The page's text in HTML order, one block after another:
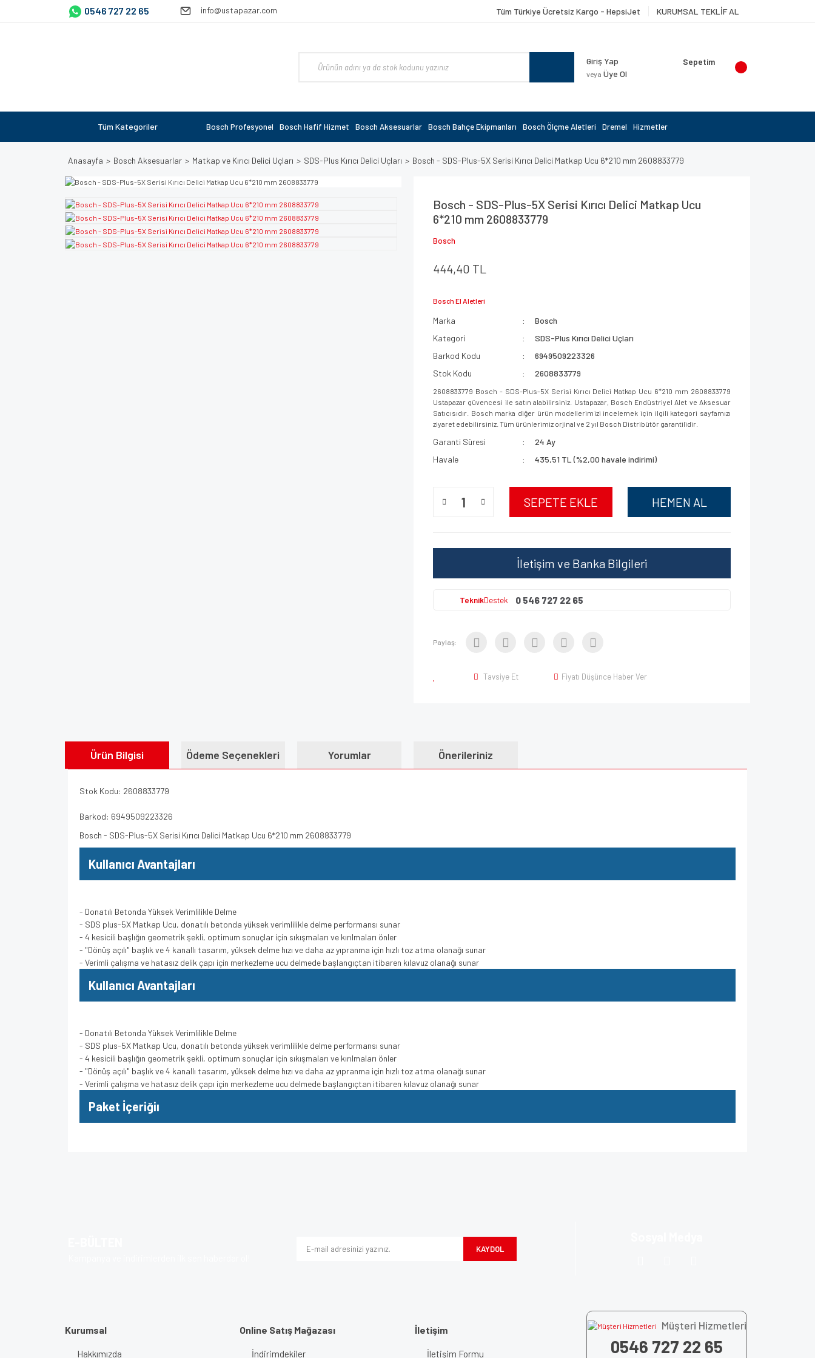
0546 727 22 65 info@ustapazar.com Tüm Türkiye Ücretsiz Kargo - HepsiJet KURUMSAL TEKLİF AL
Giriş Yap
veya Üye Ol
Sepetim
Tüm Kategoriler Bosch Profesyonel Bosch Hafif Hizmet Bosch Aksesuarlar Bosch Bahçe Ekipmanları Bosch Ölçme Aletleri Dremel Hizmetler
Anasayfa Bosch Aksesuarlar Matkap ve Kırıcı Delici Uçları SDS-Plus Kırıcı Delici Uçları Bosch - SDS-Plus-5X Serisi Kırıcı Delici Matkap Ucu 6*210 mm 2608833779
Bosch - SDS-Plus-5X Serisi Kırıcı Delici Matkap Ucu
6*210 mm 2608833779
Bosch
444,40 TL
Bosch El Aletleri
Marka
Bosch
Kategori
SDS-Plus Kırıcı Delici Uçları
Barkod Kodu
6949509223326
Stok Kodu
2608833779
2608833779 Bosch - SDS-Plus-5X Serisi Kırıcı Delici Matkap Ucu 6*210 mm 2608833779
Ustapazar güvencesi ile satın alabilirsiniz. Ustapazar, Bosch Endüstriyel Alet ve Aksesuar
Satıcısıdır. Bosch marka diğer ürün modellerimizi incelemek için ilgili kategori sayfamızı
ziyaret edebilirsiniz. Tüm ürünlerimiz orjinal ve 2 yıl Bosch Distribütör garantilidir.
Garanti Süresi
24 Ay
Havale
435,51 TL (%2,00 havale indirimi)
SEPETE EKLE HEMEN AL
İletişim ve Banka Bilgileri
TeknikDestek 0 546 727 22 65
Paylaş:
Tavsiye Et Fiyatı Düşünce Haber Ver
Ürün Bilgisi Ödeme Seçenekleri Yorumlar Önerileriniz
Stok Kodu: 2608833779
Barkod: 6949509223326
Bosch - SDS-Plus-5X Serisi Kırıcı Delici Matkap Ucu 6*210 mm 2608833779
Kullanıcı Avantajları
- Donatılı Betonda Yüksek Verimlilikle Delme
- SDS plus-5X Matkap Ucu, donatılı betonda yüksek verimlilikle delme performansı sunar
- 4 kesicili başlığın geometrik şekli, optimum sonuçlar için sıkışmaları ve kırılmaları önler
- "Dönüş açılı" başlık ve 4 kanallı tasarım, yüksek delme hızı ve daha az yıpranma için hızlı toz atma olanağı sunar
- Verimli çalışma ve hatasız delik çapı için merkezleme ucu delmede başlangıçtan itibaren kılavuz olanağı sunar
Kullanıcı Avantajları
- Donatılı Betonda Yüksek Verimlilikle Delme
- SDS plus-5X Matkap Ucu, donatılı betonda yüksek verimlilikle delme performansı sunar
- 4 kesicili başlığın geometrik şekli, optimum sonuçlar için sıkışmaları ve kırılmaları önler
- "Dönüş açılı" başlık ve 4 kanallı tasarım, yüksek delme hızı ve daha az yıpranma için hızlı toz atma olanağı sunar
- Verimli çalışma ve hatasız delik çapı için merkezleme ucu delmede başlangıçtan itibaren kılavuz olanağı sunar
Paket İçeriğiı
KAYDOL
Kurumsal
Hakkımızda
Online Satış Mağazası
İndirimdekiler
İletişim
İletişim Formu
Müşteri Hizmetleri
0546 727 22 65